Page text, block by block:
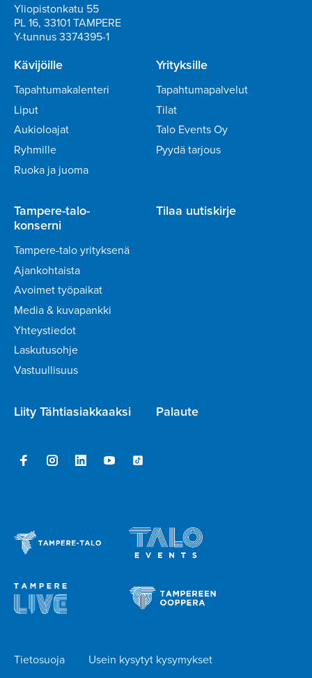
Yliopistonkatu 55
PL 16, 33101 TAMPERE
Y-tunnus 3374395-1
Kävijöille
Tapahtumakalenteri
Liput
Aukioloajat
Ryhmille
Ruoka ja juoma
Yrityksille
Tapahtumapalvelut
Tilat
Talo Events Oy
Pyydä tarjous
Tampere-talo-
konserni
Tampere-talo yrityksenä
Ajankohtaista
Avoimet työpaikat
Media & kuvapankki
Yhteystiedot
Laskutusohje
Vastuullisuus
Tilaa uutiskirje
Liity Tähtiasiakkaaksi Palaute
Tietosuoja Usein kysytyt kysymykset